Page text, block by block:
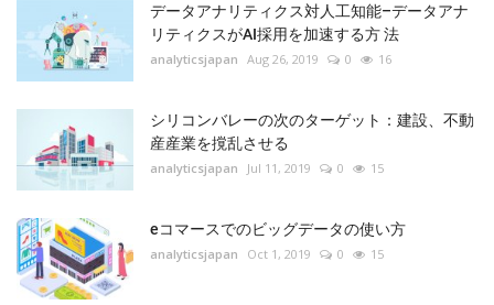
データアナリティクス対人工知能–データアナ
リティクスがAI採用を加速する方 法
analyticsjapan Aug 26, 2019 0 16
シリコンバレーの次のターゲット：建設、不動
産産業を撹乱させる
analyticsjapan Jul 11, 2019 0 15
eコマースでのビッグデータの使い方
analyticsjapan Oct 1, 2019 0 15